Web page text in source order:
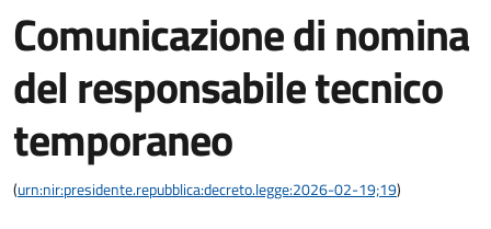
Comunicazione di nomina
del responsabile tecnico
temporaneo
(urn:nir:presidente.repubblica:decreto.legge:2026-02-19;19)